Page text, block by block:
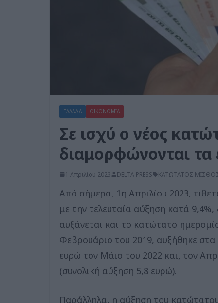
ΕΛΛΑΔΑ ΟΙΚΟΝΟΜΙΑ
Σε ισχύ ο νέος
διαμορφώνονται τα
1 Απριλίου 2023 DELTA PRESS ΚΑΤΩΤΑΤΟΣ
Από σήμερα, 1η Απριλίου 2023,
με την τελευταία αύξηση κατά
αυξάνεται και το κατώτατο
Φεβρουάριο του 2019, αυξήθηκε
ευρώ τον Μάιο του 2022 και, τον
(συνολική αύξηση 5,8 ευρώ).
Παράλληλα, η αύξηση του